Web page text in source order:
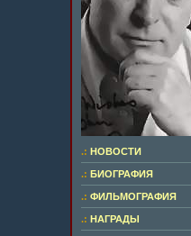
.: НОВОСТИ
.: БИОГРАФИЯ
.: ФИЛЬМОГРАФИЯ
.: НАГРАДЫ